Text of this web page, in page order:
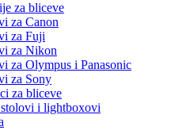
za bliceve
za Canon
za Fuji
za Nikon
za Olympus i Panasonic
za Sony
za bliceve
i lightboxovi